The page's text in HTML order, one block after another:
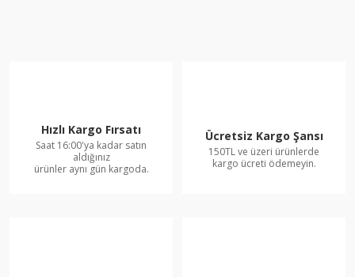
Hızlı Kargo Fırsatı
Saat 16:00'ya kadar satın
aldığınız
ürünler aynı gün kargoda.
Ücretsiz Kargo Şansı
150TL ve üzeri ürünlerde
kargo ücreti ödemeyin.